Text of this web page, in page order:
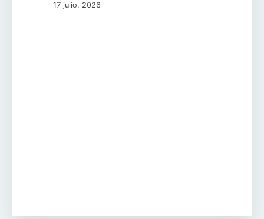
17 julio, 2026